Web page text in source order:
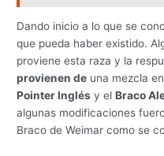
Dando inicio a lo que se
que pueda haber existido.
proviene esta raza y la
provienen de una mezcla
Pointer Inglés y elBraco
algunas modificaciones
Braco de Weimar como se